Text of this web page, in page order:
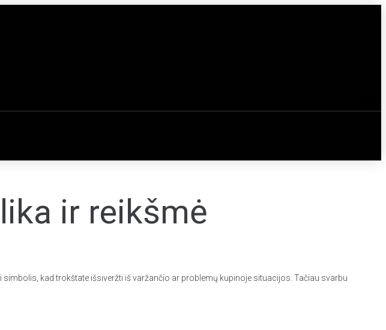
ir reikšmė
kad trokštate išsiveržti iš varžančio ar problemų kupinoje situacijos. Tačiau svarbu